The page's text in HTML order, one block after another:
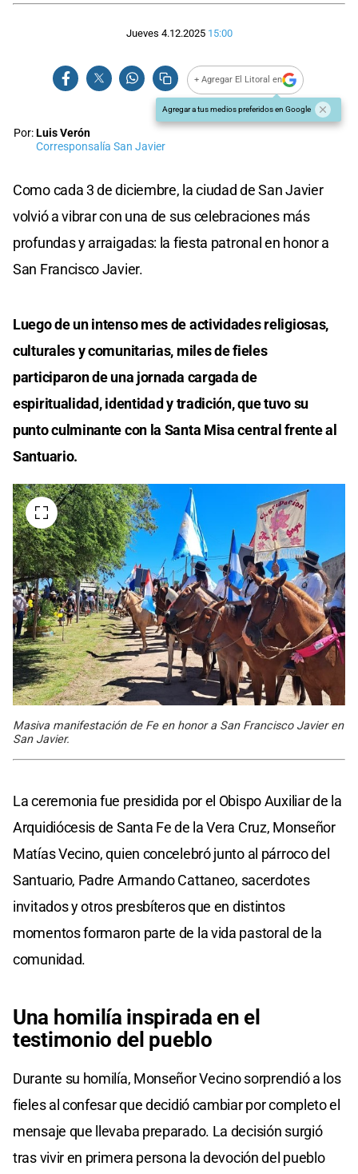
Jueves 4.12.2025 15:00
+ Agregar El Litoral en
Agregar a tus medios preferidos en Google
Por:Luis Verón
Corresponsalía San Javier
Como cada 3 de diciembre, la ciudad de San Javier
volvió a vibrar con una de sus celebraciones más
profundas y arraigadas: la fiesta patronal en honor a
San Francisco Javier.
Luego de un intenso mes de actividades religiosas,
culturales y comunitarias, miles de fieles
participaron de una jornada cargada de
espiritualidad, identidad y tradición, que tuvo su
punto culminante con la Santa Misa central frente al
Santuario.
Masiva manifestación de Fe en honor a San Francisco Javier en
San Javier.
La ceremonia fue presidida por el Obispo Auxiliar de la
Arquidiócesis de Santa Fe de la Vera Cruz, Monseñor
Matías Vecino, quien concelebró junto al párroco del
Santuario, Padre Armando Cattaneo, sacerdotes
invitados y otros presbíteros que en distintos
momentos formaron parte de la vida pastoral de la
comunidad.
Una homilía inspirada en el
testimonio del pueblo
Durante su homilía, Monseñor Vecino sorprendió a los
fieles al confesar que decidió cambiar por completo el
mensaje que llevaba preparado. La decisión surgió
tras vivir en primera persona la devoción del pueblo